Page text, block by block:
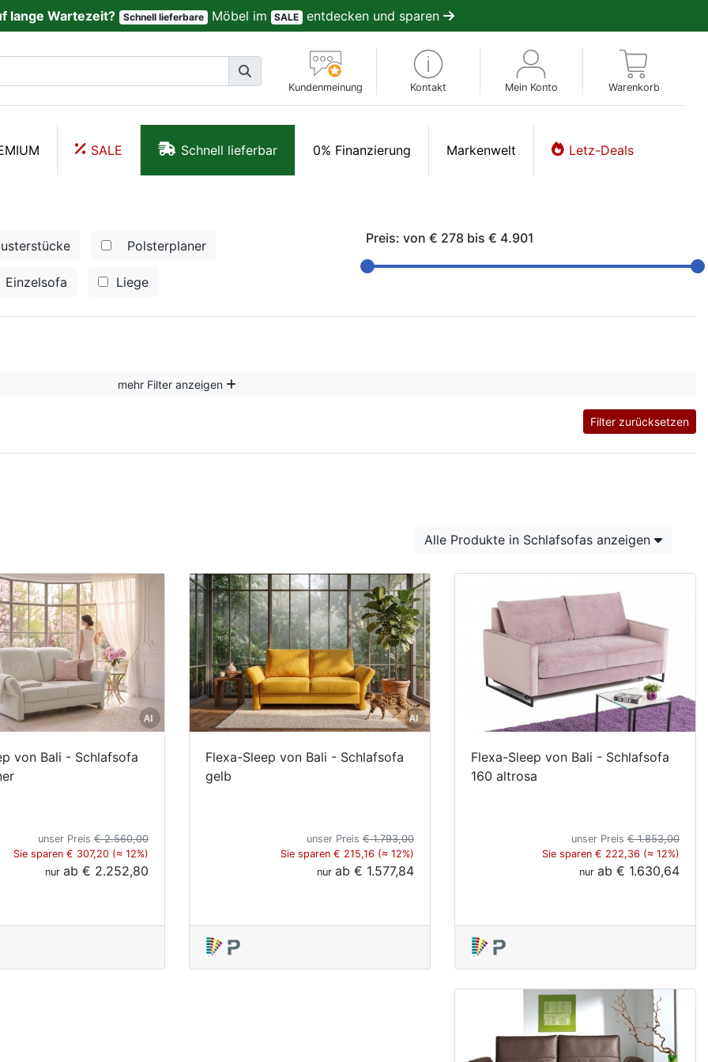
lange Wartezeit? Schnell lieferbare Möbel im SALE entdecken und sparen
Kundenmeinung Kontakt Mein Konto Warenkorb
SALE Schnell lieferbar 0% Finanzierung Markenwelt Letz-Deals
Polsterplaner
Einzelsofa Liege
Preis: von € 278 bis € 4.901
mehr Filter anzeigen
Filter zurücksetzen
Alle Produkte in Schlafsofas anzeigen
von Bali - Schlafsofa
unser Preis € 2.560,00
Sie sparen € 307,20 (≈ 12%)
nur ab € 2.252,80
Flexa-Sleep von Bali - Schlafsofa
gelb
unser Preis € 1.793,00
Sie sparen € 215,16 (≈ 12%)
nur ab € 1.577,84
Flexa-Sleep von Bali - Schlafsofa
160 altrosa
unser Preis € 1.853,00
Sie sparen € 222,36 (≈ 12%)
nur ab € 1.630,64